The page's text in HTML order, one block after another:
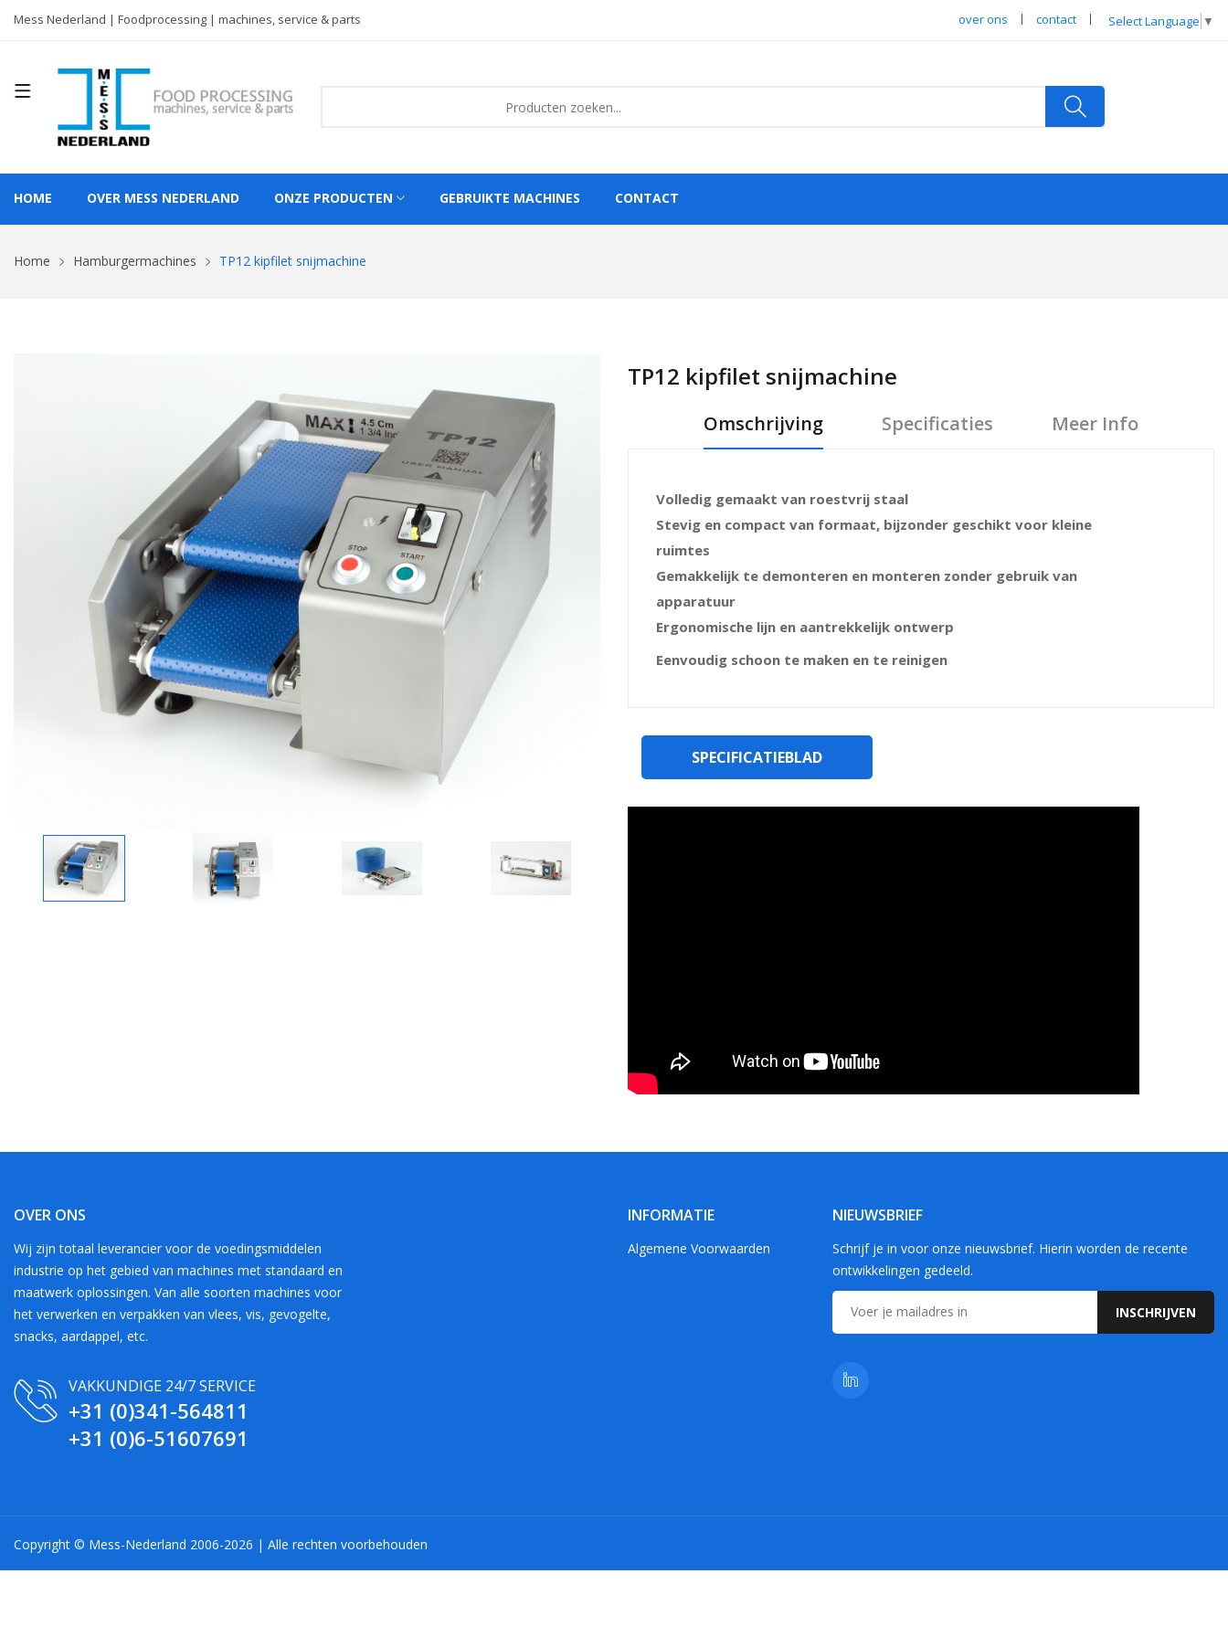
Mess Nederland | Foodprocessing | machines, service & parts over ons contact Select Language ▼
HOME OVER MESS NEDERLAND ONZE PRODUCTEN GEBRUIKTE MACHINES CONTACT
Home Hamburgermachines TP12 kipfilet snijmachine
TP12 kipfilet snijmachine
Omschrijving Specificaties Meer Info
Volledig gemaakt van roestvrij staal
Stevig en compact van formaat, bijzonder geschikt voor kleine
ruimtes
Gemakkelijk te demonteren en monteren zonder gebruik van
apparatuur
Ergonomische lijn en aantrekkelijk ontwerp
Eenvoudig schoon te maken en te reinigen
SPECIFICATIEBLAD
OVER ONS
Wij zijn totaal leverancier voor de voedingsmiddelen
industrie op het gebied van machines met standaard en
maatwerk oplossingen. Van alle soorten machines voor
het verwerken en verpakken van vlees, vis, gevogelte,
snacks, aardappel, etc.
VAKKUNDIGE 24/7 SERVICE
+31 (0)341-564811
+31 (0)6-51607691
INFORMATIE
Algemene Voorwaarden
NIEUWSBRIEF
Schrijf je in voor onze nieuwsbrief. Hierin worden de recente
ontwikkelingen gedeeld.
Copyright © Mess-Nederland 2006-2026 | Alle rechten voorbehouden